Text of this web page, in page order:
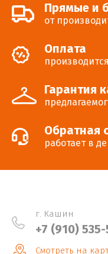
Прямые и
от
Оплата
Гарантия
Обратная
работает в
г. Кашин
+7 (910)
Смотреть на